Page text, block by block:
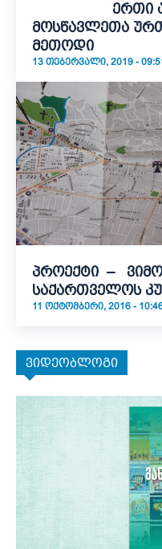
ერთი
მოსწავლეთა
მეთოდი
13 ᲗᲔᲑᲔᲠᲕᲐᲚᲘ, 2019 -
პროექტი –
საქართველოს
11 ᲝᲥᲢᲝᲛᲑᲔᲠᲘ, 2016 -
ვიდეობლოგი